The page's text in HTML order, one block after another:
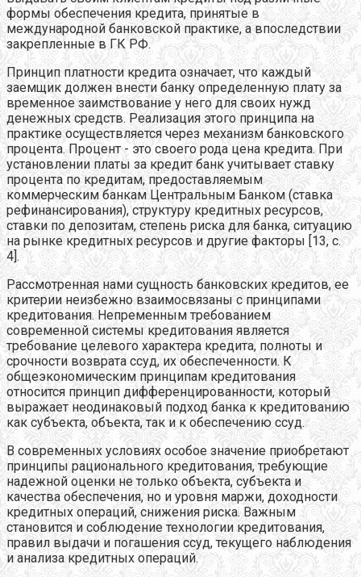
формы обеспечения кредита, принятые в
международной банковской практике, а впоследствии
закрепленные в ГК РФ.
Принцип платности кредита означает, что каждый
заемщик должен внести банку определенную плату за
временное заимствование у него для своих нужд
денежных средств. Реализация этого принципа на
практике осуществляется через механизм банковского
процента. Процент - это своего рода цена кредита. При
установлении платы за кредит банк учитывает ставку
процента по кредитам, предоставляемым
коммерческим банкам Центральным Банком (ставка
рефинансирования), структуру кредитных ресурсов,
ставки по депозитам, степень риска для банка, ситуацию
на рынке кредитных ресурсов и другие факторы [13, с.
4].
Рассмотренная нами сущность банковских кредитов, ее
критерии неизбежно взаимосвязаны с принципами
кредитования. Непременным требованием
современной системы кредитования является
требование целевого характера кредита, полноты и
срочности возврата ссуд, их обеспеченности. К
общеэкономическим принципам кредитования
относится принцип дифференцированности, который
выражает неодинаковый подход банка к кредитованию
как субъекта, объекта, так и к обеспечению ссуд.
В современных условиях особое значение приобретают
принципы рационального кредитования, требующие
надежной оценки не только объекта, субъекта и
качества обеспечения, но и уровня маржи, доходности
кредитных операций, снижения риска. Важным
становится и соблюдение технологии кредитования,
правил выдачи и погашения ссуд, текущего наблюдения
и анализа кредитных операций.